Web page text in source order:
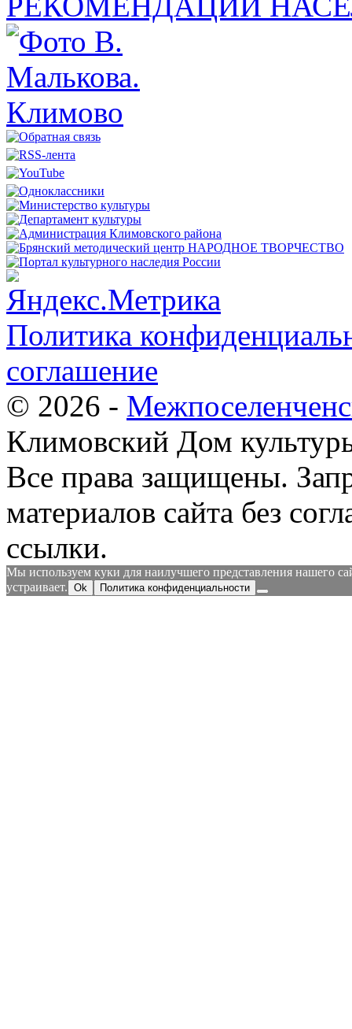
Политика
соглашение
© 2026 -
Климовский Дом
Все права защищены.
материалов сайта без
ссылки.
Мы используем куки для наилучшего представления нашего
устраивает. Ok Политика конфиденциальности